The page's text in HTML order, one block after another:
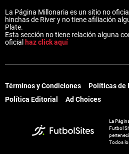
La Página Millonaria es un sitio no
hinchas de River y no tiene afiliación
Plate.
Esta sección no tiene relación alguna
oficial haz click aquí
Términos y Condiciones
Políticas de
Política Editorial
Ad Choices
La
Futbol
Todos